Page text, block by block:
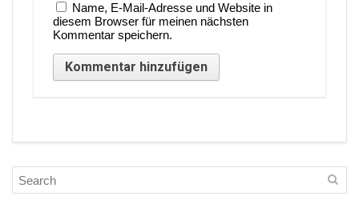
Name, E-Mail-Adresse und Website in
diesem Browser für meinen nächsten
Kommentar speichern.